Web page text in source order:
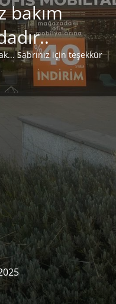
bakım
Sabrınız için teşekkür